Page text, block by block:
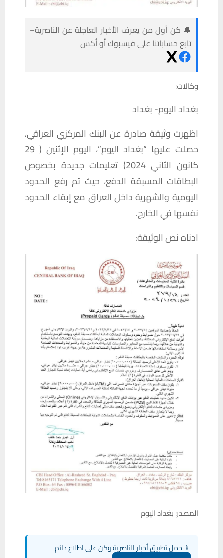
🔔 كن أول من يعرف الأخبار العاجلة عن الناصرية–
تابع حساباتنا على فيسبوك أو أكس
وكالات:
بغداد اليوم- بغداد
اظهرت وثيقة صادرة عن البنك المركزي العراقي،
حصلت عليها “بغداد اليوم”، اليوم الإثنين ( 29
كانون الثاني 2024) تعليمات جديدة بخصوص
البطاقات المسبقة الدفع، حيث تم رفع الحدود
اليومية والشهرية داخل العراق مع إبقاء الحدود
نفسها في الخارج.
ادناه نص الوثيقة:
المصدر: بغداد اليوم
📱 حمل تطبيق أخبار الناصرية وكن على اطلاع دائم